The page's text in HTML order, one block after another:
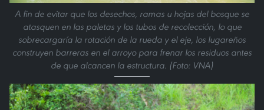
A fin de evitar que los desechos, ramas u hojas del bosque se
atasquen en las paletas y los tubos de recolección, lo que
sobrecargaría la rotación de la rueda y el eje, los lugareños
construyen barreras en el arroyo para frenar los residuos antes
de que alcancen la estructura. (Foto: VNA)